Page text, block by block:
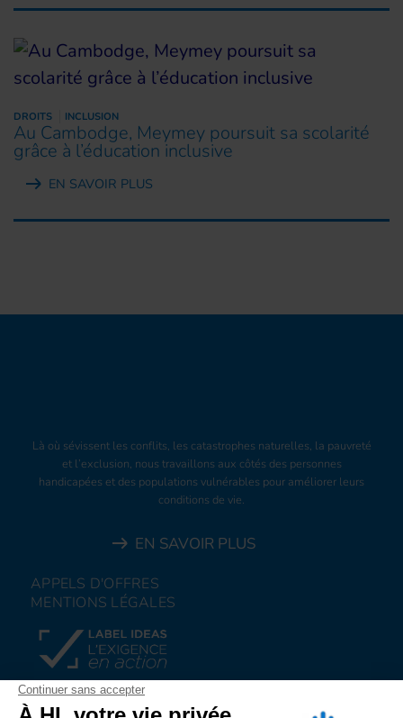
DROITS INCLUSION
Au Cambodge, Meymey poursuit sa scolarité
grâce à l’éducation inclusive
EN SAVOIR PLUS
Là où sévissent les conflits, les catastrophes naturelles, la pauvreté
et l’exclusion, nous travaillons aux côtés des personnes
handicapées et des populations vulnérables pour améliorer leurs
conditions de vie.
EN SAVOIR PLUS
APPELS D'OFFRES
MENTIONS LÉGALES
FAIRE UN DON
NOUS REJOINDRE